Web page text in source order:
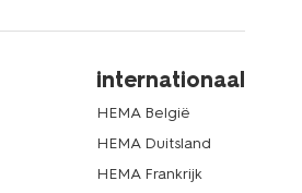
internationaal
HEMA België
HEMA Duitsland
HEMA Frankrijk